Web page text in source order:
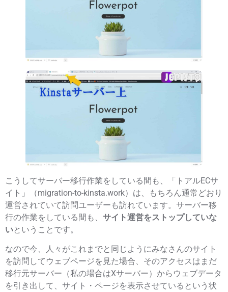
こうしてサーバー移行作業をしている間も、「 トアルECサ
イト 」（migration-to-kinsta.work）は、もちろん通常どおり
運営されていて訪問ユーザーも訪れています。 サーバー移
行の作業をしている間も、 サイト運営をストップしていな
いということです。
なので今、人々がこれまでと同じようにみなさんのサイト
を訪問してウェブページを見た場合、そのアクセスはまだ
移行元サーバー （私の場合はXサーバー） からウェブデータ
を引き出して、サイト・ページを表示させている という状